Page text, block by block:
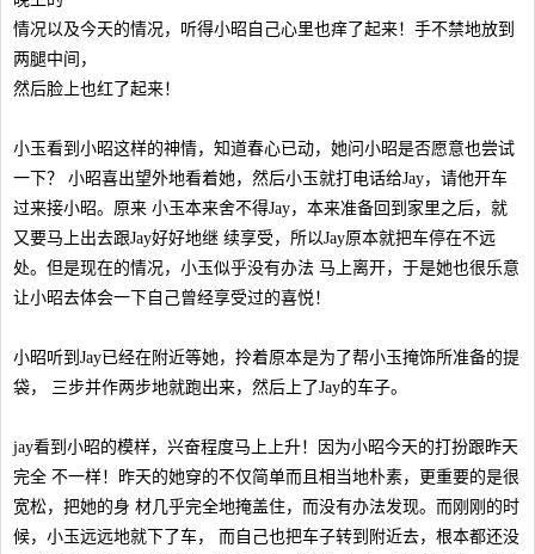
情况以及今天的情况，听得小昭自己心里也痒了起来！手不禁地放到
两腿中间，
然后脸上也红了起来！
小玉看到小昭这样的神情，知道春心已动，她问小昭是否愿意也尝试
一下？ 小昭喜出望外地看着她，然后小玉就打电话给Jay，请他开车
过来接小昭。原来 小玉本来舍不得Jay，本来准备回到家里之后，就
又要马上出去跟Jay好好地继 续享受，所以Jay原本就把车停在不远
处。但是现在的情况，小玉似乎没有办法 马上离开，于是她也很乐意
让小昭去体会一下自己曾经享受过的喜悦！
小昭听到Jay已经在附近等她，拎着原本是为了帮小玉掩饰所准备的提
袋， 三步并作两步地就跑出来，然后上了Jay的车子。
jay看到小昭的模样，兴奋程度马上上升！因为小昭今天的打扮跟昨天
完全 不一样！昨天的她穿的不仅简单而且相当地朴素，更重要的是很
宽松，把她的身 材几乎完全地掩盖住，而没有办法发现。而刚刚的时
候，小玉远远地就下了车， 而自己也把车子转到附近去，根本都还没